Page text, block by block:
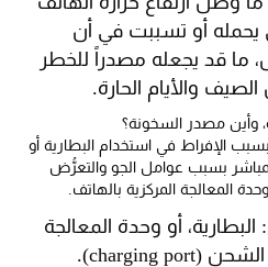
يحمله أو تسببت في أن
ما قد يجعله مصدراً للخطر
والأيام الحارة.
وأين مصدر السخونة؟
الإفراط في استخدام البطارية أو
المباشر بسبب عوامل الجو والتعرُّض
المعالجة المركزية بالهاتف.
أو وحدة المعالجة
المركزية (CPU)، أو منفذ الشحن (charging port).